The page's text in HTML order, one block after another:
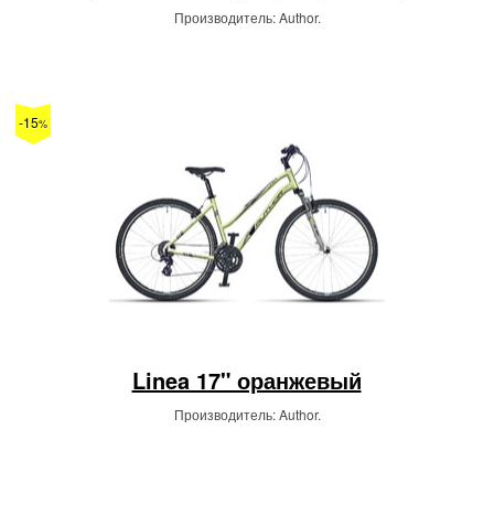
Производитель: Author.
-15%
Linea 17" оранжевый
Производитель: Author.